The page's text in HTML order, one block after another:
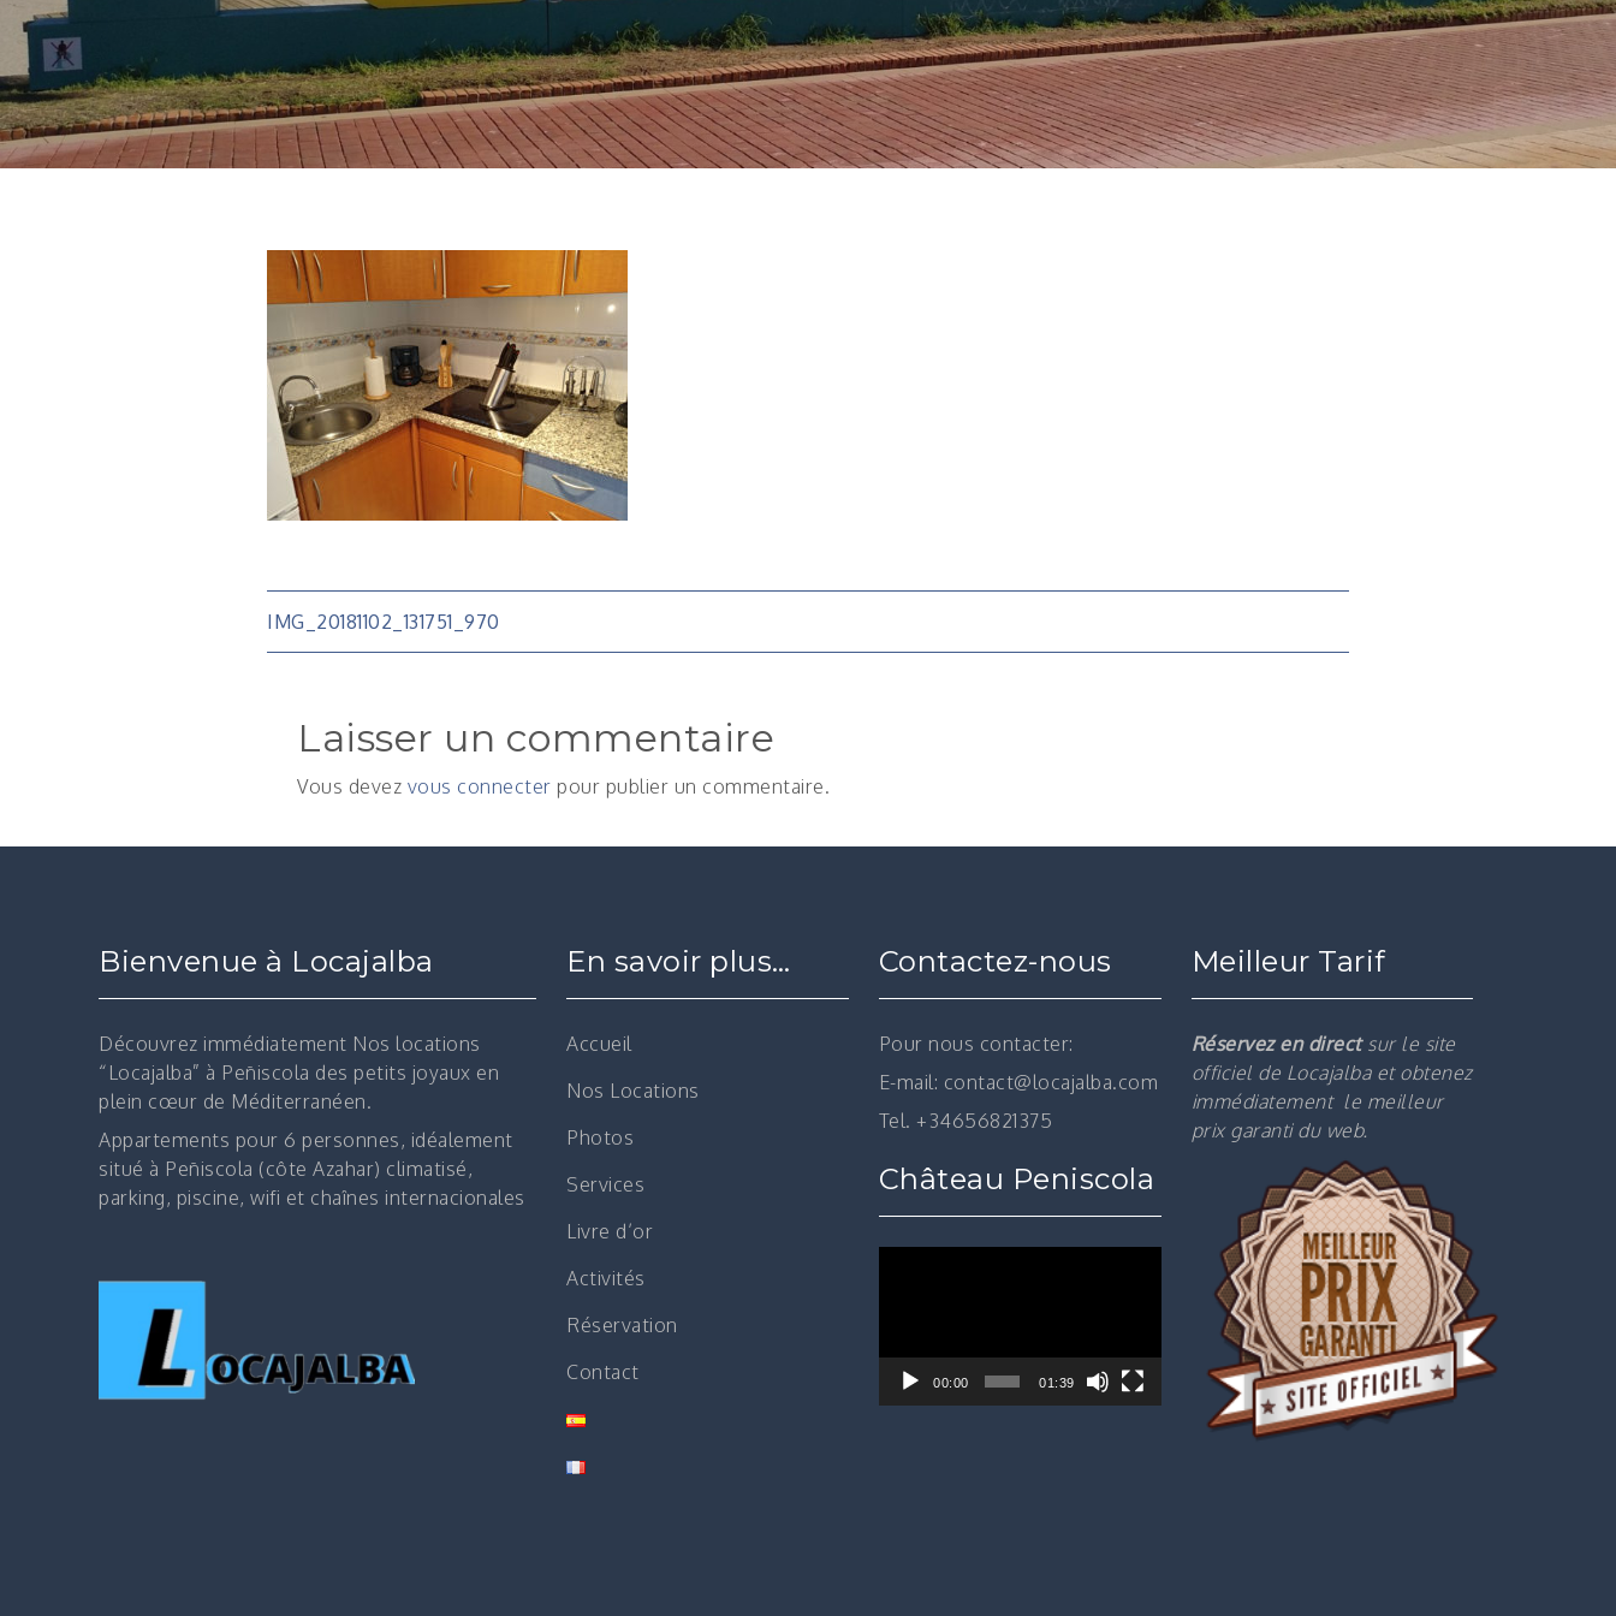
Navigation
l’article
IMG_20181102_131751_970
Laisser un commentaire
Vous devez vous connecter pour publier un commentaire.
Bienvenue à Locajalba
Découvrez immédiatement Nos locations
“Locajalba” à Peñiscola des petits joyaux en
plein cœur de Méditerranéen.
Appartements pour 6 personnes, idéalement
situé à Peñiscola (côte Azahar) climatisé,
parking, piscine, wifi et chaînes internacionales
En savoir plus…
Accueil
Nos Locations
Photos
Services
Livre d’or
Activités
Réservation
Contact
Contactez-nous
Pour nous contacter:
E-mail: contact@locajalba.com
Tel. +34656821375
Château Peniscola
00:00 01:39
Meilleur Tarif
Réservez en directsur le site
officiel de Locajalba et obtenez
immédiatement le meilleur
prix garanti du web.